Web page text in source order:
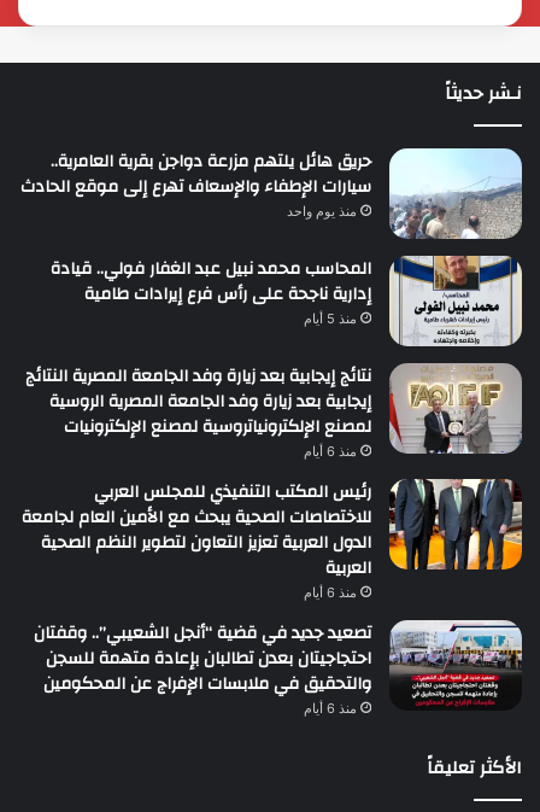
نـشر حديثاً
حريق هائل يلتهم مزرعة دواجن بقرية العامرية..
سيارات الإطفاء والإسعاف تهرع إلى موقع الحادث
منذ يوم واحد
المحاسب محمد نبيل عبد الغفار فولي.. قيادة
إدارية ناجحة على رأس فرع إيرادات طامية
منذ 5 أيام
نتائج إيجابية بعد زيارة وفد الجامعة المصرية النتائج
إيجابية بعد زيارة وفد الجامعة المصرية الروسية
لمصنع الإلكترونياتروسية لمصنع الإلكترونيات
منذ 6 أيام
رئيس المكتب التنفيذي للمجلس العربي
للاختصاصات الصحية يبحث مع الأمين العام لجامعة
الدول العربية تعزيز التعاون لتطوير النظم الصحية
العربية
منذ 6 أيام
تصعيد جديد في قضية “أنجل الشعيبي”.. وقفتان
احتجاجيتان بعدن تطالبان بإعادة متهمة للسجن
والتحقيق في ملابسات الإفراج عن المحكومين
منذ 6 أيام
الأكثر تعليقاً